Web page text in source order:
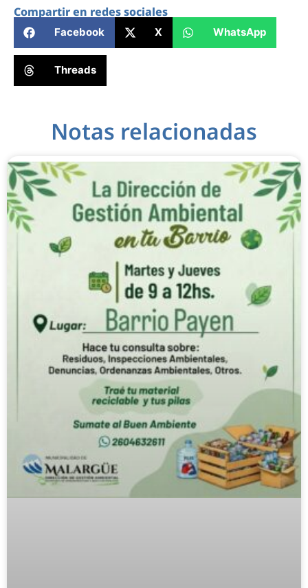
Compartir en redes sociales
Facebook X WhatsApp
Threads
Notas relacionadas